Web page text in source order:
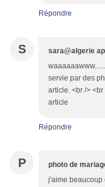
Répondre
S sara@algerie ap
servie par des
article. <br />
article
Répondre
P photo de
j'aime beaucoup